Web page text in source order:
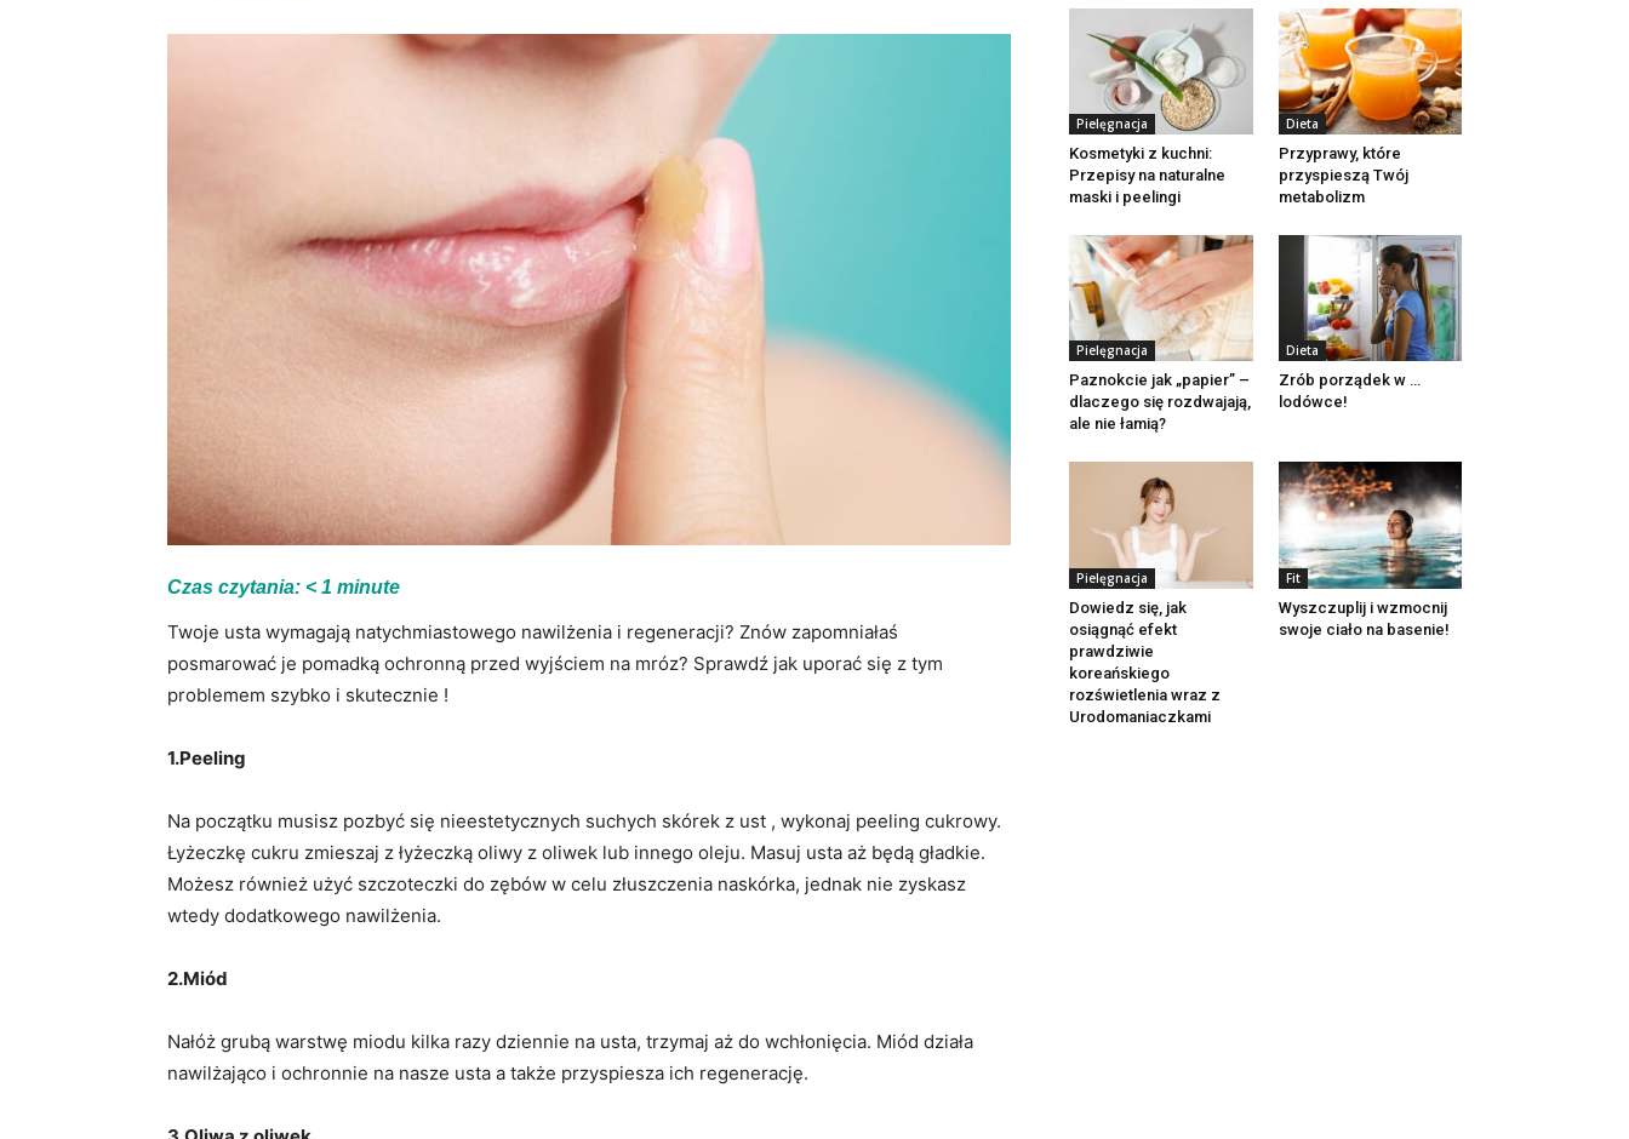
Czas czytania: < 1 minute
Twoje usta wymagają natychmiastowego nawilżenia i regeneracji? Znów zapomniałaś
posmarować je pomadką ochronną przed wyjściem na mróz? Sprawdź jak uporać się z tym
problemem szybko i skutecznie !
1.Peeling
Na początku musisz pozbyć się nieestetycznych suchych skórek z ust , wykonaj peeling cukrowy.
Łyżeczkę cukru zmieszaj z łyżeczką oliwy z oliwek lub innego oleju. Masuj usta aż będą gładkie.
Możesz również użyć szczoteczki do zębów w celu złuszczenia naskórka, jednak nie zyskasz
wtedy dodatkowego nawilżenia.
2.Miód
Nałóż grubą warstwę miodu kilka razy dziennie na usta, trzymaj aż do wchłonięcia. Miód działa
nawilżająco i ochronnie na nasze usta a także przyspiesza ich regenerację.
Pielęgnacja
Kosmetyki z kuchni:
Przepisy na naturalne
maski i peelingi
Dieta
Przyprawy, które
przyspieszą Twój
metabolizm
Pielęgnacja
Paznokcie jak „papier” –
dlaczego się rozdwajają,
ale nie łamią?
Dieta
Zrób porządek w …
lodówce!
Pielęgnacja
Dowiedz się, jak
osiągnąć efekt
prawdziwie
koreańskiego
rozświetlenia wraz z
Urodomaniaczkami
Fit
Wyszczuplij i wzmocnij
swoje ciało na basenie!